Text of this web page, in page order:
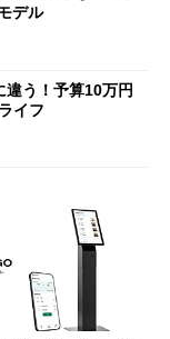
デル
違う！予算10万円
イフ